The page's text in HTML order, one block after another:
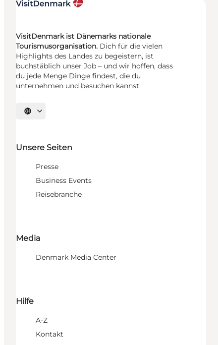
VisitDenmark ist Dänemarks nationale
Tourismusorganisation. Dich für die vielen
Highlights des Landes zu begeistern, ist
buchstäblich unser Job – und wir hoffen, dass
du jede Menge Dinge findest, die du
unternehmen und besuchen kannst.
Sprache auswählen
Unsere Seiten
Presse
Business Events
Reisebranche
Media
Denmark Media Center
Hilfe
A-Z
Kontakt